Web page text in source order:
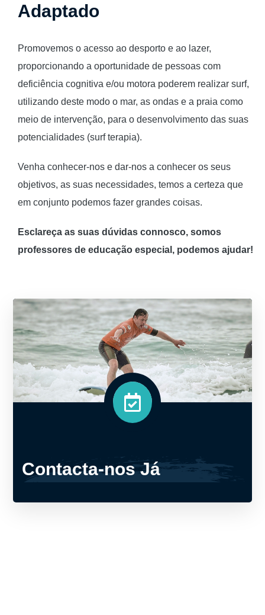
Adaptado
Promovemos o acesso ao desporto e ao lazer,
proporcionando a oportunidade de pessoas com
deficiência cognitiva e/ou motora poderem realizar surf,
utilizando deste modo o mar, as ondas e a praia como
meio de intervenção, para o desenvolvimento das suas
potencialidades (surf terapia).
Venha conhecer-nos e dar-nos a conhecer os seus
objetivos, as suas necessidades, temos a certeza que
em conjunto podemos fazer grandes coisas.
Esclareça as suas dúvidas connosco, somos
professores de educação especial, podemos ajudar!
Contacta-nos Já